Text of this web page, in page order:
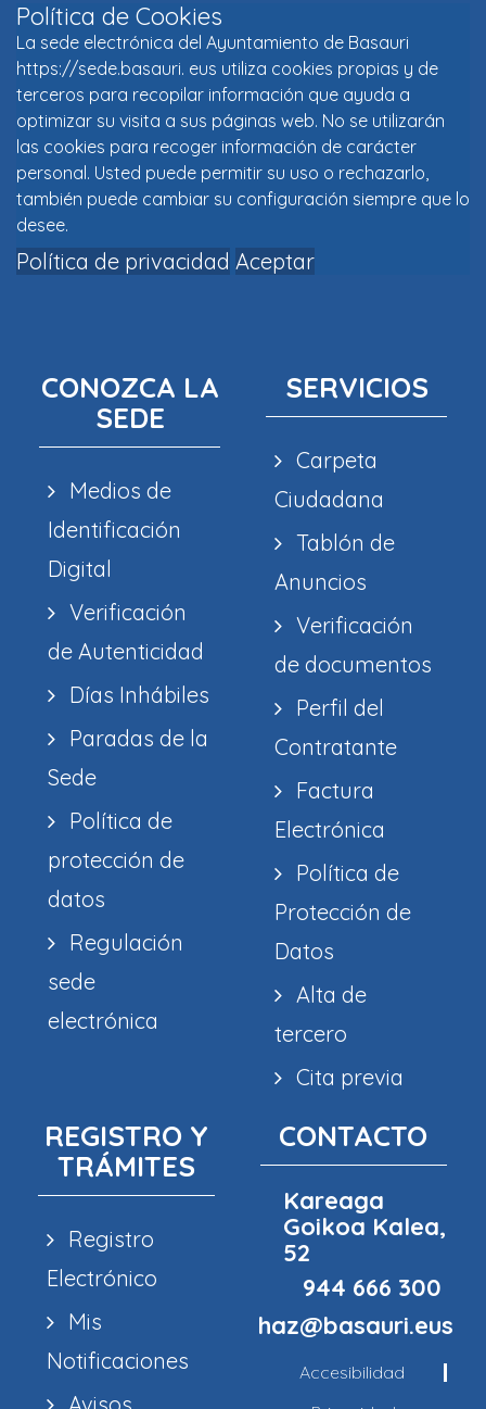
Política de Cookies
La sede electrónica del Ayuntamiento de Basauri
https://sede.basauri. eus utiliza cookies propias y de
terceros para recopilar información que ayuda a
optimizar su visita a sus páginas web. No se utilizarán
las cookies para recoger información de carácter
personal. Usted puede permitir su uso o rechazarlo,
también puede cambiar su configuración siempre que lo
desee.
Política de privacidad Aceptar
CONOZCA LA
SEDE
Medios de
Identificación
Digital
Verificación
de Autenticidad
Días Inhábiles
Paradas de la
Sede
Política de
protección de
datos
Regulación
sede
electrónica
SERVICIOS
Carpeta
Ciudadana
Tablón de
Anuncios
Verificación
de documentos
Perfil del
Contratante
Factura
Electrónica
Política de
Protección de
Datos
Alta de
tercero
Cita previa
REGISTRO Y
TRÁMITES
Registro
Electrónico
Mis
Notificaciones
CONTACTO
Kareaga
Goikoa Kalea,
52
944 666 300
haz@basauri.eus
Accesibilidad